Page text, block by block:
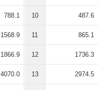
788.1
1568.9
1866.9
4070.0
10 487.6
11 865.1
12 1736.3
13 2974.5